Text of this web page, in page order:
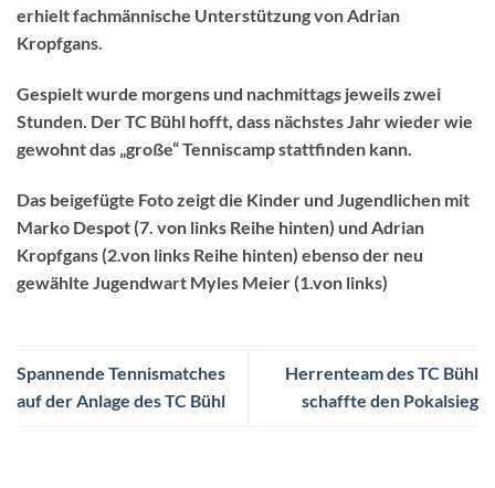
erhielt fachmännische Unterstützung von Adrian
Kropfgans.
Gespielt wurde morgens und nachmittags jeweils zwei
Stunden. Der TC Bühl hofft, dass nächstes Jahr wieder wie
gewohnt das „große“ Tenniscamp stattfinden kann.
Das beigefügte Foto zeigt die Kinder und Jugendlichen mit
Marko Despot (7. von links Reihe hinten) und Adrian
Kropfgans (2.von links Reihe hinten) ebenso der neu
gewählte Jugendwart Myles Meier (1.von links)
Spannende Tennismatches
auf der Anlage des TC Bühl
Herrenteam des TC Bühl
schaffte den Pokalsieg